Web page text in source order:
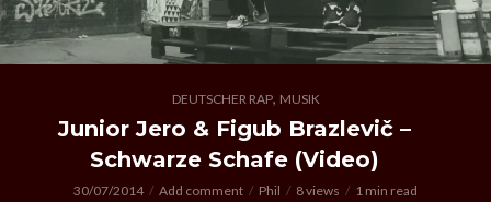
DEUTSCHER RAP, MUSIK
Junior Jero & Figub Brazlevič –
Schwarze Schafe (Video)
30/07/2014 Add comment Phil 8 views 1 min read